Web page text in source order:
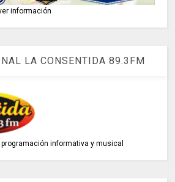
información
LA CONSENTIDA 89.3FM
informativa y musical